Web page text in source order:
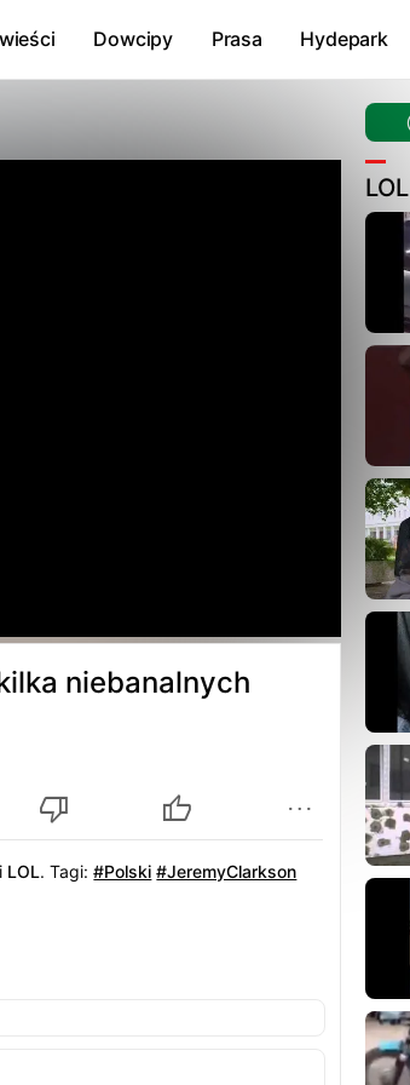
Dowcipy Prasa Hydepark
niebanalnych
LOL.Tagi:#Polski #JeremyClarkson
LOL